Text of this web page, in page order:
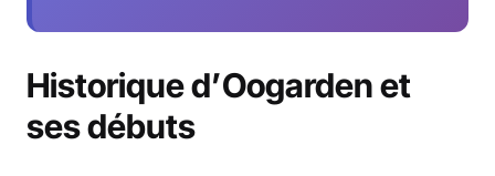
Historique d’Oogarden et
ses débuts